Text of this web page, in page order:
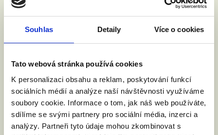
Souhlas Detaily Více o cookies
Tato webová stránka používá cookies
K personalizaci obsahu a reklam, poskytování funkcí
sociálních médií a analýze naší návštěvnosti využíváme
soubory cookie. Informace o tom, jak náš web používáte,
sdílíme se svými partnery pro sociální média, inzerci a
analýzy. Partneři tyto údaje mohou zkombinovat s
VYZVALI JSME MINISTRA